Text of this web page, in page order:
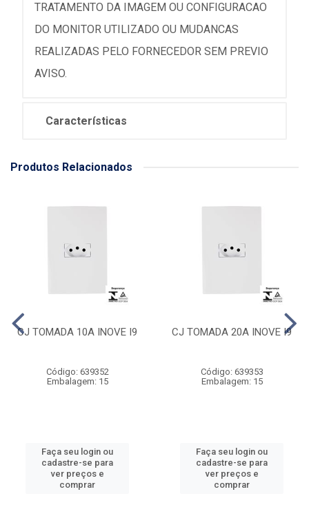
TRATAMENTO DA IMAGEM OU CONFIGURACAO
DO MONITOR UTILIZADO OU MUDANCAS
REALIZADAS PELO FORNECEDOR SEM PREVIO
AVISO.
Características
Produtos Relacionados
CJ TOMADA 10A INOVE I9
Código: 639352
Embalagem: 15
Faça seu login ou
cadastre-se para
ver preços e
comprar
CJ TOMADA 20A INOVE I9
Código: 639353
Embalagem: 15
Faça seu login ou
cadastre-se para
ver preços e
comprar